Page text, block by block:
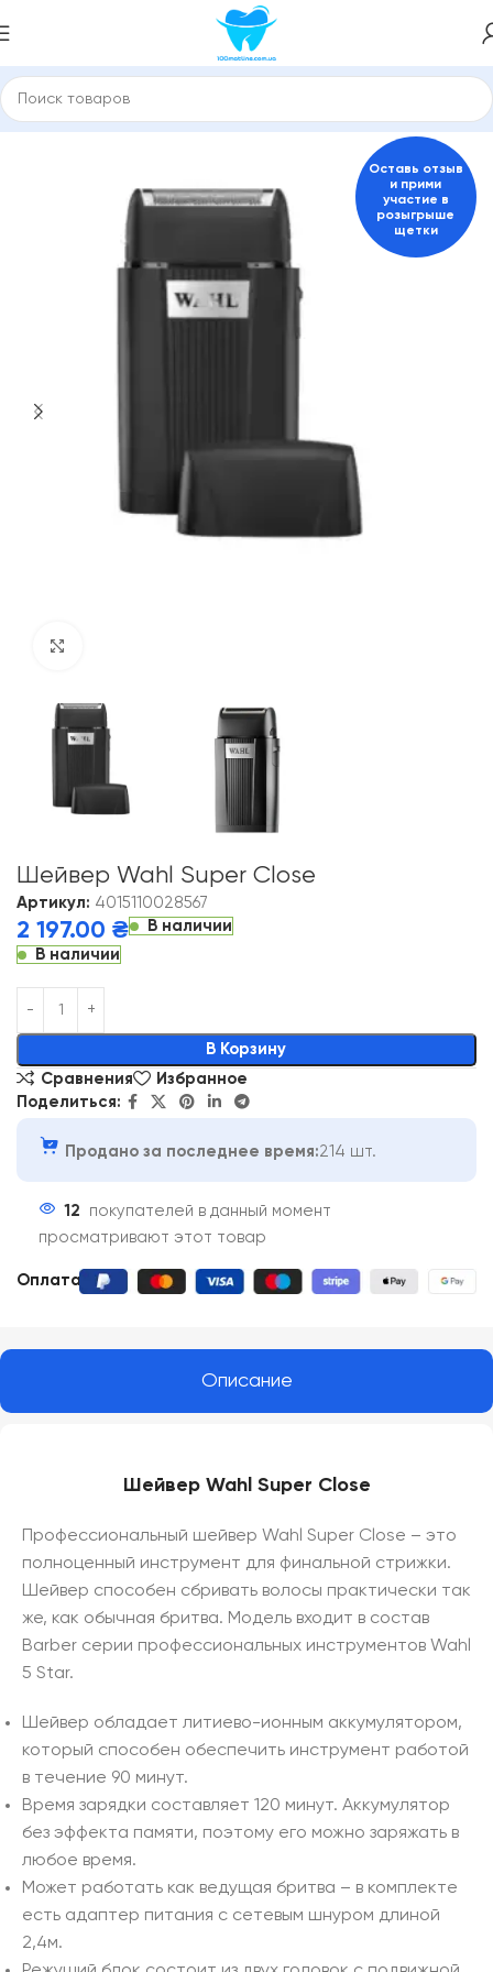
Главная Электробритвы и триммеры, эпиляторы
Оставь отзыв
и прими
участие в
розыгрыше
щетки
Шейвер Wahl Super Close
Артикул: 4015110028567
2 197.00 ₴
В наличии
В наличии
В Корзину
Alternative:
Сравнения
Избранное
Поделиться:
Продано за последнее время:214 шт.
12
покупателей в данный момент
просматривают этот товар
Оплата:
Описание
Шейвер Wahl Super Close
Профессиональный шейвер Wahl Super Close – это
полноценный инструмент для финальной стрижки.
Шейвер способен сбривать волосы практически так
же, как обычная бритва. Модель входит в состав
Barber серии профессиональных инструментов Wahl
5 Star.
Шейвер обладает литиево-ионным аккумулятором,
который способен обеспечить инструмент работой
в течение 90 минут.
Время зарядки составляет 120 минут. Аккумулятор
без эффекта памяти, поэтому его можно заряжать в
любое время.
Может работать как ведущая бритва – в комплекте
есть адаптер питания с сетевым шнуром длиной
2,4м.